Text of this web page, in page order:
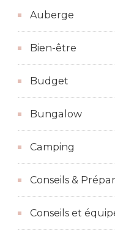
Auberge
Bien-être
Budget
Bungalow
Camping
Conseils &
Conseils et